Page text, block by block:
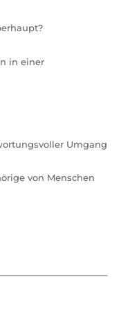
in einer
Umgang
von Menschen